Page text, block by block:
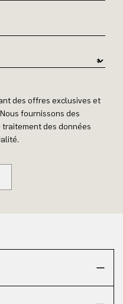
des offres exclusives et
fournissons des
des données